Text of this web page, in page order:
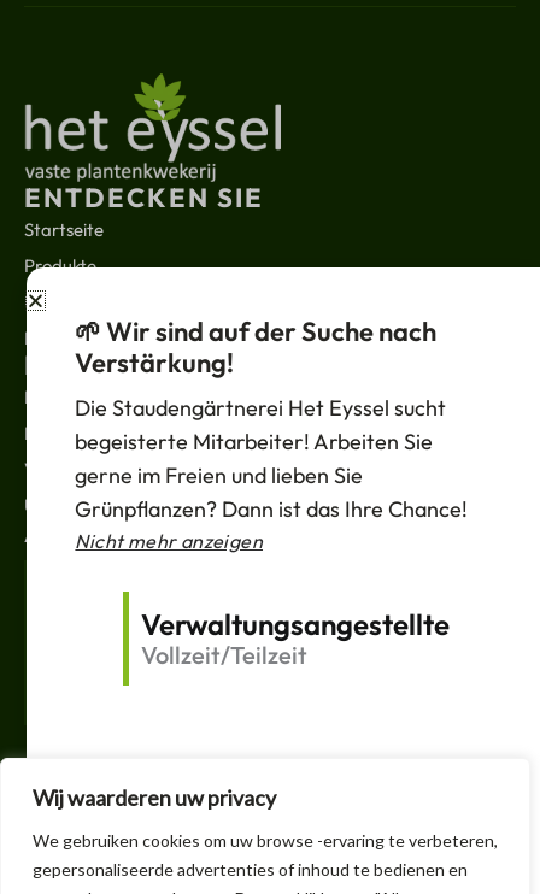
Wij waarderen uw privacy
We gebruiken cookies om uw browse -ervaring te verbeteren,
gepersonaliseerde advertenties of inhoud te bedienen en
ENTDECKEN SIE
Startseite
Produkte
Über uns
Kontakt
RECHTLICHES
Nachrichten
Datenschutzbestimmungen
Verkaufsbedingungen
Unterstützung
ABONNIEREN
Versand
e
b
o
o
k
t
t
r
l
i
k
t
t
a
g
r
a
+32 3 605 1150
info@handelskwekerijheteyssel.be
🌱 Wir sind auf der Suche nach
Verstärkung!
Die Staudengärtnerei Het Eyssel sucht
begeisterte Mitarbeiter! Arbeiten Sie
gerne im Freien und lieben Sie
Grünpflanzen? Dann ist das Ihre Chance!
Nicht mehr anzeigen
Verwaltungsangestellte
Vollzeit/Teilzeit